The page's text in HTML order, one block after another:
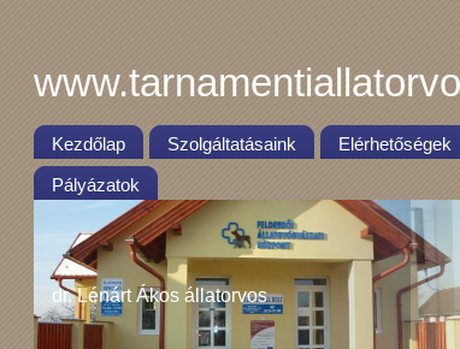
Kezdőlap Szolgáltatásaink Elérhetőségek
Pályázatok
dr. Lénárt Ákos állatorvos